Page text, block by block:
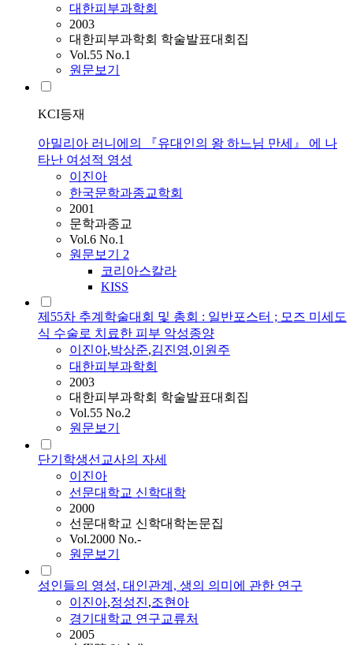
대한피부과학회
2003
대한피부과학회 학술발표대회집
Vol.55 No.1
원문보기
KCI등재
아밀리아 러니에의 『유대인의 왕 하느님 만세』 에 나
타난 여성적 영성
이진아
한국문학과종교학회
2001
문학과종교
Vol.6 No.1
원문보기 2
코리아스칼라
KISS
제55차 추계학술대회 및 총회 : 일반포스터 ; 모즈 미세도
식 수술로 치료한 피부 악성종양
이진아,박상준,김진영,이원주
대한피부과학회
2003
대한피부과학회 학술발표대회집
Vol.55 No.2
원문보기
단기학생선교사의 자세
이진아
선문대학교 신학대학
2000
선문대학교 신학대학논문집
Vol.2000 No.-
원문보기
성인들의 영성, 대인관계, 생의 의미에 관한 연구
이진아,정성진,조현아
경기대학교 연구교류처
2005